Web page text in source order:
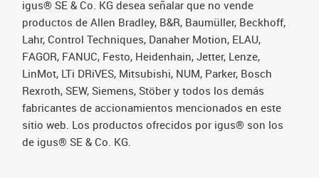
igus® SE & Co. KG desea señalar que no vende
productos de Allen Bradley, B&R, Baumüller, Beckhoff,
Lahr, Control Techniques, Danaher Motion, ELAU,
FAGOR, FANUC, Festo, Heidenhain, Jetter, Lenze,
LinMot, LTi DRiVES, Mitsubishi, NUM, Parker, Bosch
Rexroth, SEW, Siemens, Stöber y todos los demás
fabricantes de accionamientos mencionados en este
sitio web. Los productos ofrecidos por igus® son los
de igus® SE & Co. KG.